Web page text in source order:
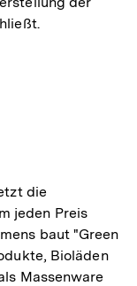
die
jeden Preis
baut "Green
Bioläden
Massenware